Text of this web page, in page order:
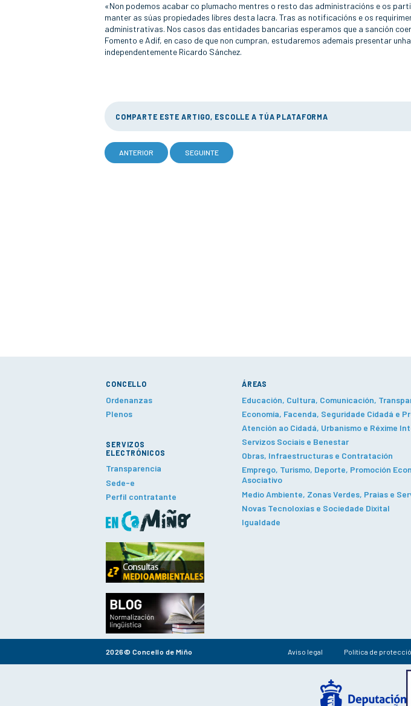
«Non podemos acabar co plumacho mentres o resto das administracións e os
manter as súas propiedades libres desta lacra. Tras as notificacións e os
administrativas. Nos casos das entidades bancarias esperamos que a sanción
Fomento e Adif, en caso de que non cumpran, estudaremos ademais presentar
independentemente Ricardo Sánchez.
COMPARTE ESTE ARTIGO, ESCOLLE A TÚA PLATAFORMA
ANTERIOR SEGUINTE
CONCELLO
Ordenanzas
Plenos
SERVIZOS
ELECTRÓNICOS
Transparencia
Sede-e
Perfil contratante
ÁREAS
Educación, Cultura, Comunicación,
Economía, Facenda, Seguridade Cidadá e
Atención ao Cidadá, Urbanismo e Réxime
Servizos Sociais e Benestar
Obras, Infraestructuras e Contratación
Emprego, Turismo, Deporte, Promoción
Asociativo
Medio Ambiente, Zonas Verdes, Praias e
Novas Tecnoloxías e Sociedade Dixital
Igualdade
2026© Concello de Miño Aviso legal Política de